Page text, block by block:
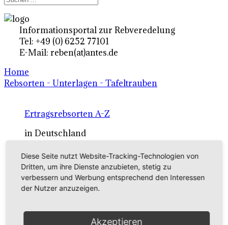
Informationsportal zur Rebveredelung
Tel: +49 (0) 6252 77101
E-Mail: reben(at)antes.de
Home
Rebsorten - Unterlagen - Tafeltrauben
Ertragsrebsorten A-Z
in Deutschland
Rebsorten international
externe Links
Tafeltraubensorten
Diese Seite nutzt Website-Tracking-Technologien von
Dritten, um ihre Dienste anzubieten, stetig zu
verbessern und Werbung entsprechend den Interessen
der Nutzer anzuzeigen.
Akzeptieren